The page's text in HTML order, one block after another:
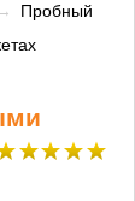
→
Пробный